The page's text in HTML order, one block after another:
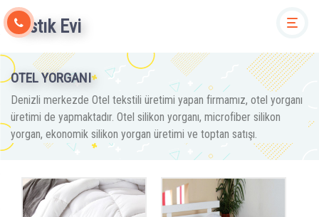
Yastık Evi
OTEL YORGANI
Denizli merkezde Otel tekstili üretimi yapan firmamız, otel yorganı
üretimi de yapmaktadır. Otel silikon yorganı, microfiber silikon
yorgan, ekonomik silikon yorgan üretimi ve toptan satışı.